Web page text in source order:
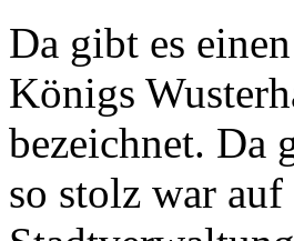
Da gibt es
Königs
bezeichnet. Da
so stolz war